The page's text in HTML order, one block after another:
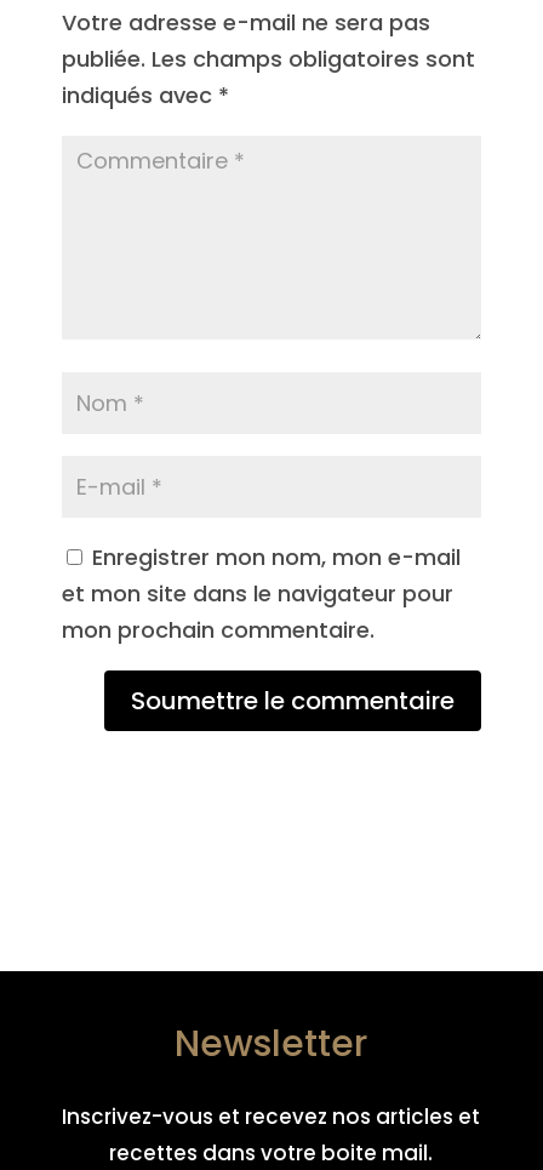
Votre adresse e-mail ne sera pas
publiée. Les champs obligatoires sont
indiqués avec *
Enregistrer mon nom, mon e-mail
et mon site dans le navigateur pour
mon prochain commentaire.
Soumettre le commentaire
Newsletter
Inscrivez-vous et recevez nos articles et
recettes dans votre boite mail.